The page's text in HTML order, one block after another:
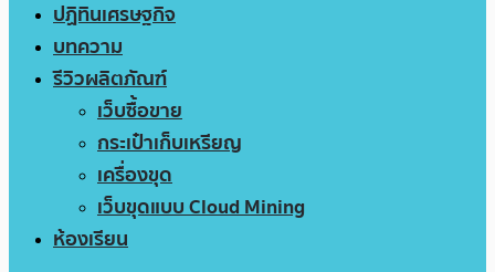
ปฏิทินเศรษฐกิจ
บทความ
รีวิวผลิตภัณฑ์
เว็บซื้อขาย
กระเป๋าเก็บเหรียญ
เครื่องขุด
เว็บขุดแบบ Cloud Mining
ห้องเรียน